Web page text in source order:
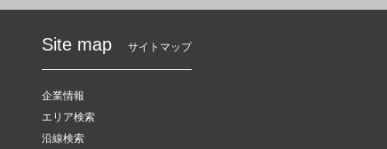
Site map サイトマップ
企業情報
エリア検索
沿線検索